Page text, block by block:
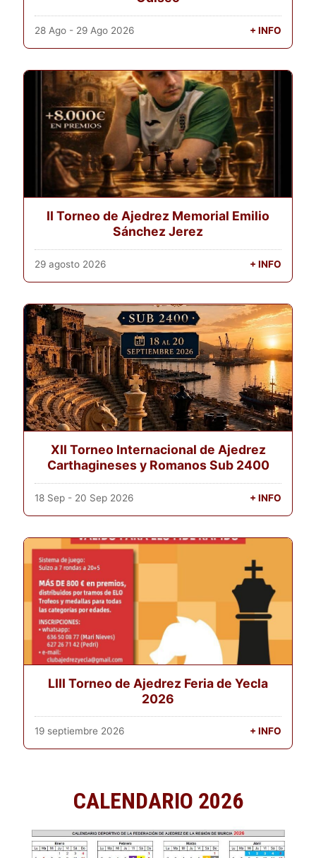
28 Ago - 29 Ago 2026 + INFO
II Torneo de Ajedrez Memorial Emilio
Sánchez Jerez
29 agosto 2026 + INFO
XII Torneo Internacional de Ajedrez
Carthagineses y Romanos Sub 2400
18 Sep - 20 Sep 2026 + INFO
LIII Torneo de Ajedrez Feria de Yecla
2026
19 septiembre 2026 + INFO
CALENDARIO 2026